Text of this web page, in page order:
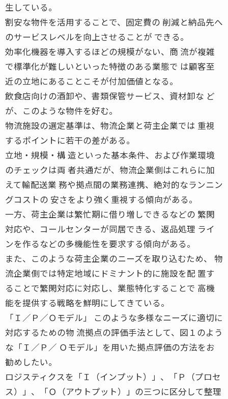
生している。
割安な物件を活用することで、固定費の 削減と納品先へ
のサービスレベルを向上させることが できる。
効率化機器を導入するほどの規模がない、商 流が複雑
で標準化が難しいといった特徴のある業態で は顧客至
近の立地にあることこそが付加価値となる。
飲食店向けの酒卸や、書類保管サービス、資材卸な ど
が、このような物件を好む。
物流施設の選定基準は、物流企業と荷主企業では 重視
するポイントに若干の差がある。
立地・規模・構 造といった基本条件、および作業環境
のチェックは両 者共通だが、物流企業側はこれらに加
えて輸配送業 務や拠点間の業務連携、絶対的なランニン
グコストの 安さをより強く重視する傾向がある。
一方、荷主企業は繁忙期に借り増しできるなどの 繁閑
対応や、コールセンターが同居できる、返品処理 ライ
ンを作るなどの多機能性を要求する傾向がある。
また、このような荷主企業のニーズを取り込むため、 物
流企業側では特定地域にドミナント的に施設を配 置す
ることで繁閑対応に対応し、業態特化することで 高機
能を提供する戦略を鮮明にしてきている。
「Ｉ／Ｐ／Ｏモデル」 このような多様なニーズに適切に
対応するための物 流拠点の評価手法として、図１のよう
な「Ｉ／Ｐ／ Ｏモデル」を用いた拠点評価の方法をお
勧めしたい。
ロジスティクスを「Ｉ（インプット）」、「Ｐ（プロセ
ス）」、「Ｏ（アウトプット）」の三つに区分して整理